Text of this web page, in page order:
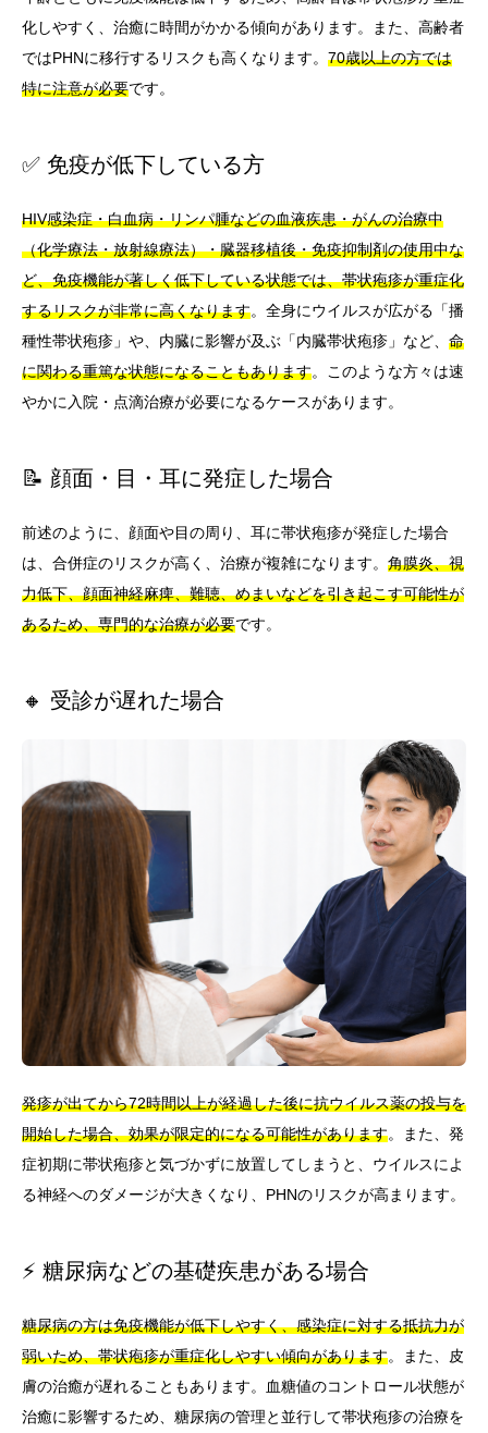
化しやすく、治癒に時間がかかる傾向があります。また、高齢者
ではPHNに移行するリスクも高くなります。 70歳以上の方では
特に注意が必要です。
✅ 免疫が低下している方
HIV感染症・白血病・リンパ腫などの血液疾患・がんの治療中
（化学療法・放射線療法）・臓器移植後・免疫抑制剤の使用中な
ど、免疫機能が著しく低下している状態では、帯状疱疹が重症化
するリスクが非常に高くなります。全身にウイルスが広がる「播
種性帯状疱疹」や、内臓に影響が及ぶ「内臓帯状疱疹」など、 命
に関わる重篤な状態になることもあります。このような方々は速
やかに入院・点滴治療が必要になるケースがあります。
📝 顔面・目・耳に発症した場合
前述のように、顔面や目の周り、耳に帯状疱疹が発症した場合
は、合併症のリスクが高く、治療が複雑になります。 角膜炎、視
力低下、顔面神経麻痺、難聴、めまいなどを引き起こす可能性が
あるため、専門的な治療が必要です。
🔸 受診が遅れた場合
発疹が出てから72時間以上が経過した後に抗ウイルス薬の投与を
開始した場合、効果が限定的になる可能性があります。また、発
症初期に帯状疱疹と気づかずに放置してしまうと、ウイルスによ
る神経へのダメージが大きくなり、PHNのリスクが高まります。
⚡ 糖尿病などの基礎疾患がある場合
糖尿病の方は免疫機能が低下しやすく、感染症に対する抵抗力が
弱いため、帯状疱疹が重症化しやすい傾向があります。また、皮
膚の治癒が遅れることもあります。血糖値のコントロール状態が
治癒に影響するため、糖尿病の管理と並行して帯状疱疹の治療を